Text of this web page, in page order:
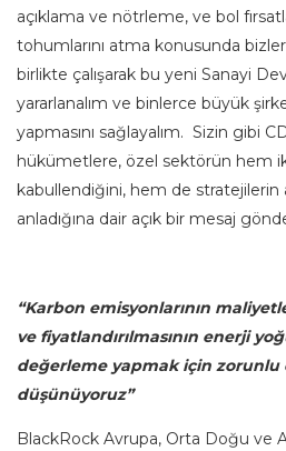
açıklama ve nötrleme, ve bol
tohumlarını atma konusunda
birlikte çalışarak bu yeni Sanayi
yararlanalım ve binlerce büyük
yapmasını sağlayalım. Sizin gibi
hükümetlere, özel sektörün hem
kabullendiğini, hem de stratejilerin
anladığına dair açık bir mesaj
“Karbon emisyonlarının
ve fiyatlandırılmasının enerji
değerleme yapmak için
düşünüyoruz”
BlackRock Avrupa, Orta Doğu ve